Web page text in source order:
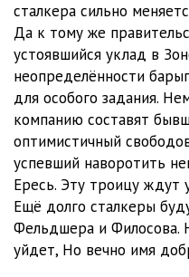
13_CHast_13
14_CHast_14
15_CHast_15
17_CHast_17
18_CHast_18
19_CHast_19
сталкера сильно
Да к тому же
устоявшийся уклад в
неопределённости
для особого задания.
компанию составят
оптимистичный
успевший наворотить
Ересь. Эту троицу ждут
Ещё долго сталкеры
Фельдшера и Филосова.
уйдет, Но вечно имя